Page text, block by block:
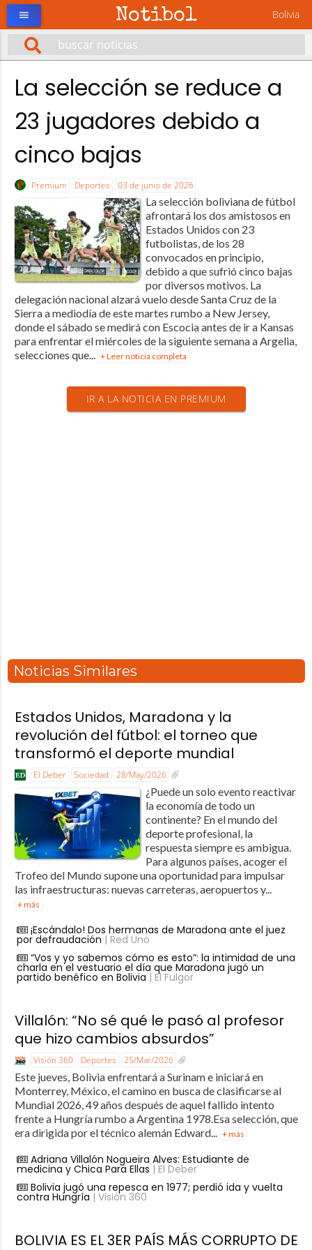
Notibol Bolivia
menu
La selección se reduce a
23 jugadores debido a
cinco bajas
Premium Deportes 03 de junio de 2026
La selección boliviana de fútbol
afrontará los dos amistosos en
Estados Unidos con 23
futbolistas, de los 28
convocados en principio,
debido a que sufrió cinco bajas
por diversos motivos. La
delegación nacional alzará vuelo desde Santa Cruz de la
Sierra a mediodía de este martes rumbo a New Jersey,
donde el sábado se medirá con Escocia antes de ir a Kansas
para enfrentar el miércoles de la siguiente semana a Argelia,
selecciones que... + Leer noticia completa
IR A LA NOTICIA EN PREMIUM
Noticias Similares
Estados Unidos, Maradona y la
revolución del fútbol: el torneo que
transformó el deporte mundial
El Deber Sociedad 28/May/2026
¿Puede un solo evento reactivar
la economía de todo un
continente? En el mundo del
deporte profesional, la
respuesta siempre es ambigua.
Para algunos países, acoger el
Trofeo del Mundo supone una oportunidad para impulsar
las infraestructuras: nuevas carreteras, aeropuertos y...
+ más
¡Escándalo! Dos hermanas de Maradona ante el juez
por defraudación | Red Uno
“Vos y yo sabemos cómo es esto”: la intimidad de una
charla en el vestuario el día que Maradona jugó un
partido benéfico en Bolivia | El Fulgor
Villalón: “No sé qué le pasó al profesor
que hizo cambios absurdos”
Visión 360 Deportes 25/Mar/2026
Este jueves, Bolivia enfrentará a Surinam e iniciará en
Monterrey, México, el camino en busca de clasificarse al
Mundial 2026, 49 años después de aquel fallido intento
frente a Hungría rumbo a Argentina 1978.Esa selección, que
era dirigida por el técnico alemán Edward...
+ más
Adriana Villalón Nogueira Alves: Estudiante de
medicina y Chica Para Ellas | El Deber
Bolivia jugó una repesca en 1977; perdió ida y vuelta
contra Hungría | Visión 360
BOLIVIA ES EL 3ER PAÍS MÁS CORRUPTO DE